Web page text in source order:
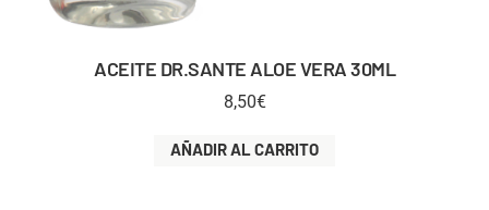
ACEITE DR.SANTE ALOE VERA 30ML
8,50€
AÑADIR AL CARRITO